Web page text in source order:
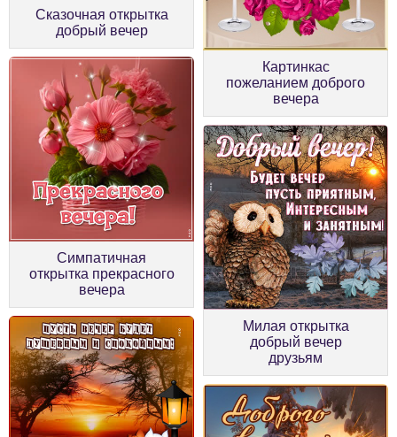
Сказочная открытка
добрый вечер
Картинкас
пожеланием доброго
вечера
Симпатичная
открытка прекрасного
вечера
Милая открытка
добрый вечер
друзьям